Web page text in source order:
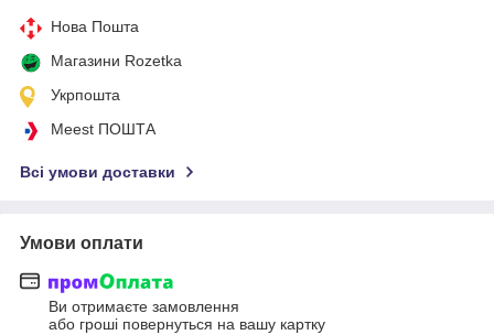
Нова Пошта
Магазини Rozetka
Укрпошта
Meest ПОШТА
Всі умови доставки
Умови оплати
Ви отримаєте замовлення
або гроші повернуться на вашу картку